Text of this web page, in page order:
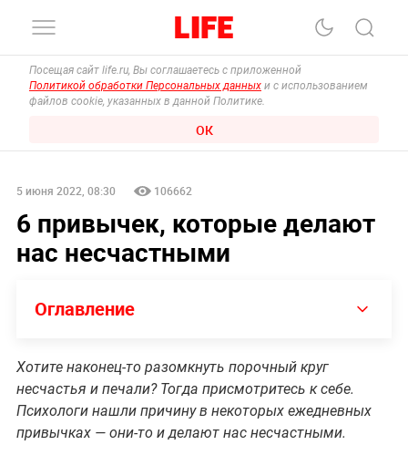
Посещая сайт life.ru, Вы соглашаетесь с приложенной
Политикой обработки Персональных данных и с использованием
файлов cookie, указанных в данной Политике.
ОК
5 июня 2022, 08:30 106662
6 привычек, которые делают
нас несчастными
Оглавление
Хотите наконец-то разомкнуть порочный круг
несчастья и печали? Тогда присмотритесь к себе.
Психологи нашли причину в некоторых ежедневных
привычках — они-то и делают нас несчастными.